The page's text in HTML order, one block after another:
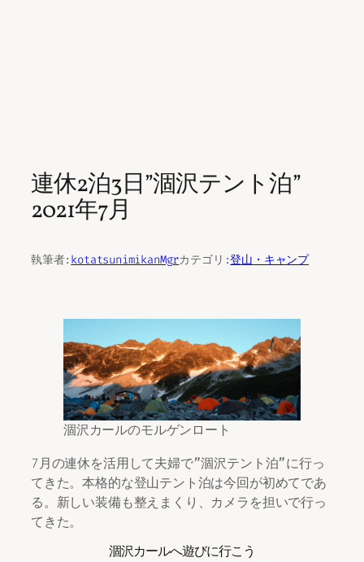
連休2泊3日”涸沢テント泊”
2021年7月
執筆者: kotatsunimikanMgrカテゴリ:登山・キャンプ
涸沢カールのモルゲンロート
7月の連休を活用して夫婦で”涸沢テント泊”に行っ
てきた。本格的な登山テント泊は今回が初めてであ
る。新しい装備も整えまくり、カメラを担いで行っ
てきた。
涸沢カールへ遊びに行こう